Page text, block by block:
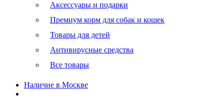
Аксессуары и подарки
Премиум корм для собак и кошек
Товары для детей
Антивирусные средства
Все товары
Наличие в Москве